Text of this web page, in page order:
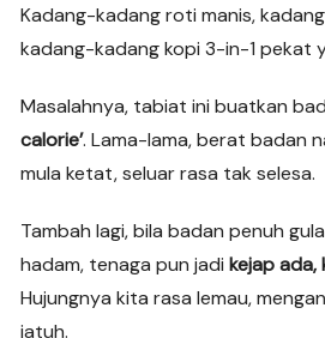
Kadang-kadang roti manis,
kadang-kadang kopi 3-in-1 pekat
Masalahnya, tabiat ini buatkan
calorie’. Lama-lama, berat badan
mula ketat, seluar rasa tak selesa.
Tambah lagi, bila badan penuh
hadam, tenaga pun jadikejap ada,
Hujungnya kita rasa lemau,
jatuh.